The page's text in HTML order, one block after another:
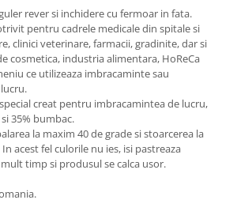
rever si inchidere cu fermoar in fata.
pentru cadrele medicale din spitale si
clinici veterinare, farmacii, gradinite, dar si
cosmetica, industria alimentara, HoReCa
ce utilizeaza imbracaminte sau
creat pentru imbracamintea de lucru,
35% bumbac.
la maxim 40 de grade si stoarcerea la
acest fel culorile nu ies, isi pastreaza
timp si produsul se calca usor.